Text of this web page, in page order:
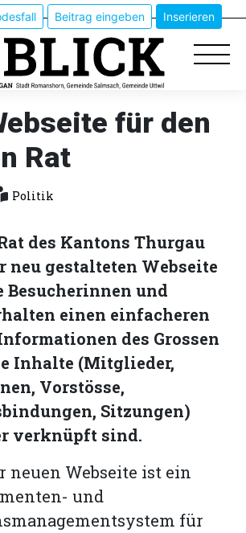
Beitrag eingeben Inserieren
für den
Rat
Politik
des Kantons Thurgau
neu gestalteten Webseite
Besucherinnen und
einen einfacheren
des Grossen
Inhalte (Mitglieder,
Vorstösse,
Sitzungen)
verknüpft sind.
neuen Webseite ist ein
und
für